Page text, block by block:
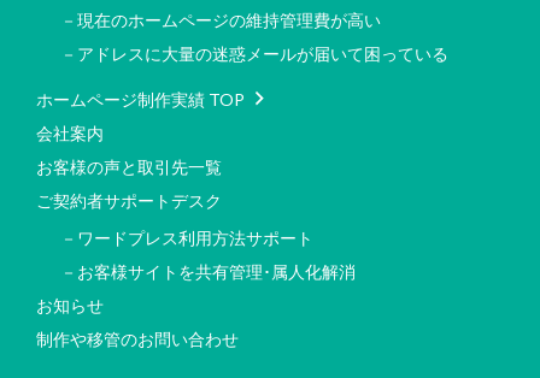
－現在のホームページの維持管理費が高い
－アドレスに大量の迷惑メールが届いて困っている
ホームページ制作実績 TOP
会社案内
お客様の声と取引先一覧
ご契約者サポートデスク
－ワードプレス利用方法サポート
－お客様サイトを共有管理･属人化解消
お知らせ
制作や移管のお問い合わせ